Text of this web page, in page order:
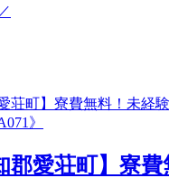
郡愛荘町】寮